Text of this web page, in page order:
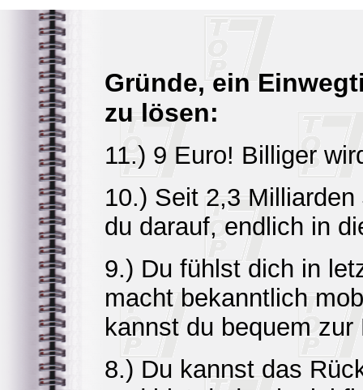
Gründe, ein
zu lösen:
11.) 9 Euro! Billiger
10.) Seit 2,3
du darauf, endlich in
9.) Du fühlst dich in
macht bekanntlich
kannst du bequem
8.) Du kannst das